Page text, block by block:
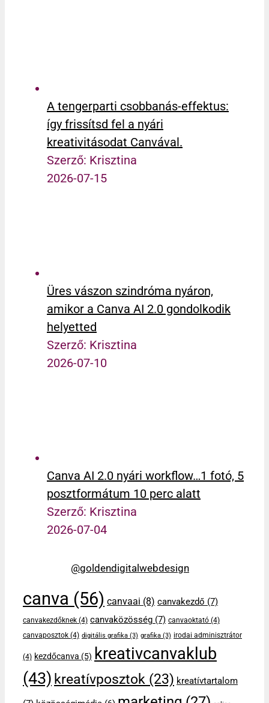
A tengerparti csobbanás-effektus:
így frissítsd fel a nyári
kreativitásodat Canvával.
Szerző: Krisztina
2026-07-15
Üres vászon szindróma nyáron,
amikor a Canva AI 2.0 gondolkodik
helyetted
Szerző: Krisztina
2026-07-10
Canva AI 2.0 nyári workflow…1 fotó, 5
posztformátum 10 perc alatt
Szerző: Krisztina
2026-07-04
@goldendigitalwebdesign
canva (56) canvaai (8) canvakezdő (7)
canvakezdőknek (4) canvaközösség (7) canvaoktató (4)
canvaposztok (4) digitális grafika (3) grafika (3) irodai adminisztrátor
(4) kezdőcanva (5) kreativcanvaklub
(43) kreatívposztok (23) kreatívtartalom